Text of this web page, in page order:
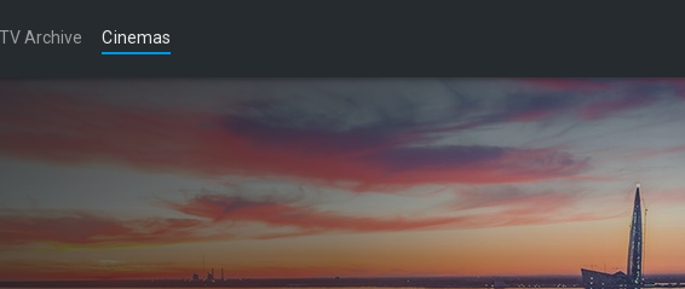
TV Archive Cinemas